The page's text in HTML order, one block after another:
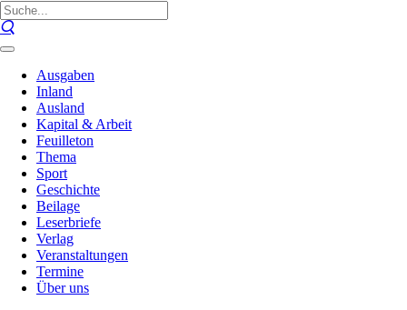
Ausgaben
Inland
Ausland
Kapital & Arbeit
Feuilleton
Thema
Sport
Geschichte
Beilage
Leserbriefe
Verlag
Veranstaltungen
Termine
Über uns